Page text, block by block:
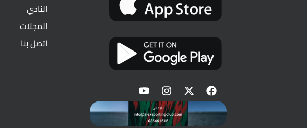
النادي
المجلات
اتصل بنا